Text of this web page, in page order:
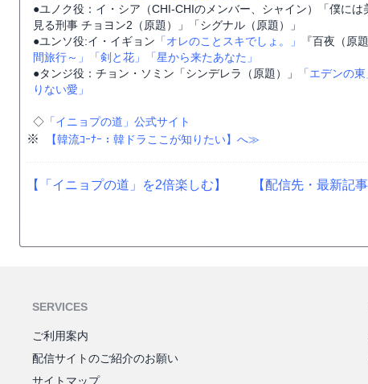
●ユノク役：イ・シア（CHI-CHIのメンバー、シャイン）「僕に
見る刑事 チョヨン2（原題）」「シグナル（原題）」
●ユンソ役:イ・イギョン 「オレのことスキでしょ。」 『百夜（原
間旅行～」
「剣と花」
「星から来たあなた」
●タンジ役：チョン・ソミン「シンデレラ（原題）」
「エデンの東
りない愛」
◇ 「イニョプの道」公式サイト
※ 【韓流ｺｰﾅｰ：韓ドラここが知りたい】へ≫
【「イニョプの道」を2倍楽しむ】 【配信先・最新記事
SERVICES
ご利用案内
配信サイトのご紹介のお願い
サイトマップ